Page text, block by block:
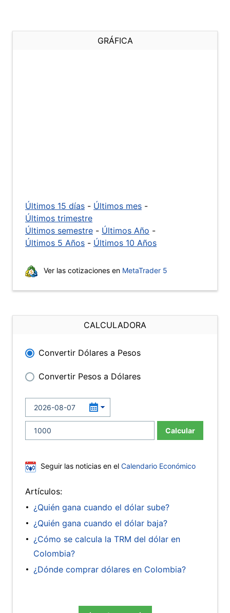
GRÁFICA
Últimos 15 días - Últimos mes -
Últimos trimestre
Últimos semestre - Últimos Año -
Últimos 5 Años - Últimos 10 Años
Ver las cotizaciones en MetaTrader 5
CALCULADORA
Convertir Dólares a Pesos
Convertir Pesos a Dólares
Calcular
Seguir las noticias en el Calendario Económico
Artículos:
¿Quién gana cuando el dólar sube?
¿Quién gana cuando el dólar baja?
¿Cómo se calcula la TRM del dólar en
Colombia?
¿Dónde comprar dólares en Colombia?